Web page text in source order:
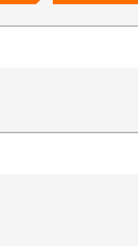
Abhinav Dubey. His